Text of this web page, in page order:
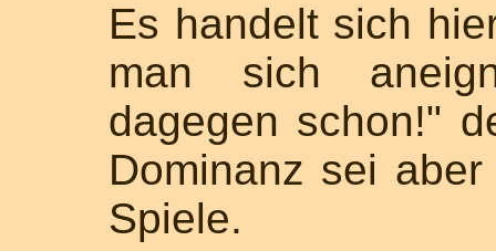
Es handelt sich
man sich
dagegen schon!"
Dominanz sei
Spiele.